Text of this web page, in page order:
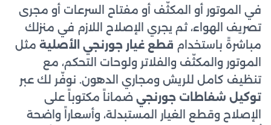
في الموتور أو المكثّف أو مفتاح السرعات أو مجرى
تصريف الهواء، ثم يجري الإصلاح اللازم في منزلك
مباشرةً باستخدام قطع غيار جورنجي الأصلية مثل
الموتور والمكثّف والفلاتر ولوحات التحكم، مع
تنظيف كامل للريش ومجاري الدهون. نوفّر لك عبر
توكيل شفاطات جورنجي ضماناً مكتوباً على
الإصلاح وقطع الغيار المستبدلة، وأسعاراً واضحة